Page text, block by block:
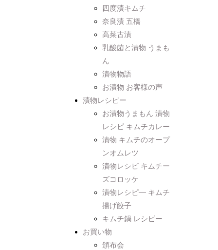
四度漬キムチ
奈良漬 五橋
高菜古漬
乳酸菌と漬物 うまも
ん
漬物物語
お漬物 お客様の声
漬物レシピー
お漬物うまもん 漬物
レシピ キムチカレー
漬物 キムチのオープ
ンオムレツ
漬物レシピ キムチー
ズコロッケ
漬物レシピ― キムチ
揚げ餃子
キムチ鍋 レシピー
お買い物
頒布会